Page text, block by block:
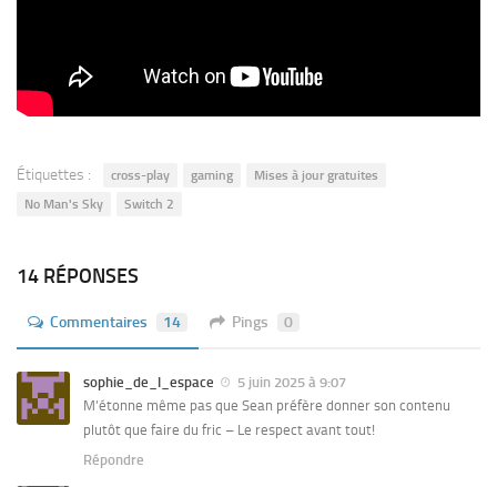
Étiquettes : cross-play gaming
Mises à jour gratuites
No Man's Sky
Switch 2
14 RÉPONSES
Commentaires 14 Pings 0
sophie_de_l_espace
5 juin 2025 à 9:07
M’étonne même pas que Sean préfère donner son contenu
plutôt que faire du fric – Le respect avant tout!
Répondre